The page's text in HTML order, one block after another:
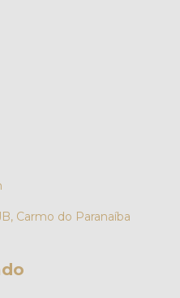
Carmo do Paranaíba